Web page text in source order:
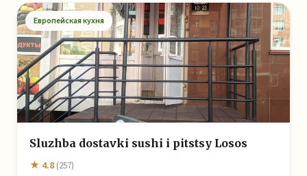
Европейская кухня
Sluzhba dostavki sushi i pitstsy Losos
★ 4.8 (257)